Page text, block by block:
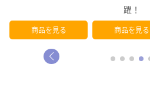
商品を見る
の元やおりも
を洗い流し
商品を見る